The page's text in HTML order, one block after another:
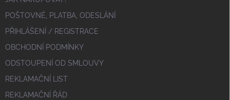
POŠTOVNÉ, PLATBA, ODESLÁNÍ
PŘIHLÁŠENÍ / REGISTRACE
OBCHODNÍ PODMÍNKY
ODSTOUPENÍ OD SMLOUVY
REKLAMAČNÍ LIST
REKLAMAČNÍ ŘÁD